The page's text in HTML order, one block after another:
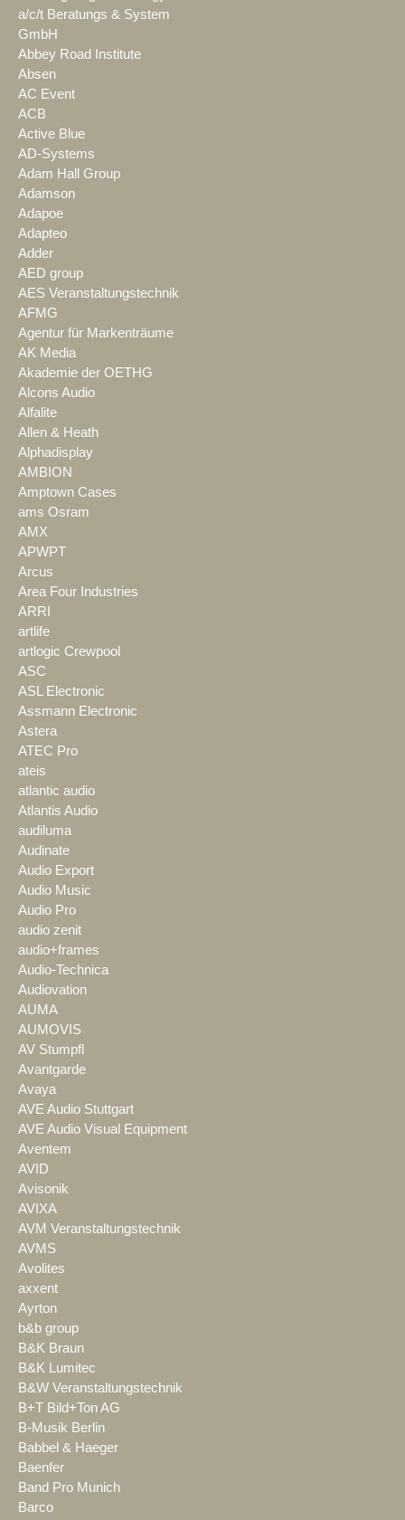
a/c/t Beratungs & System
GmbH
Abbey Road Institute
Absen
AC Event
ACB
Active Blue
AD-Systems
Adam Hall Group
Adamson
Adapoe
Adapteo
Adder
AED group
AES Veranstaltungstechnik
AFMG
Agentur für Markenträume
AK Media
Akademie der OETHG
Alcons Audio
Alfalite
Allen & Heath
Alphadisplay
AMBION
Amptown Cases
ams Osram
AMX
APWPT
Arcus
Area Four Industries
ARRI
artlife
artlogic Crewpool
ASC
ASL Electronic
Assmann Electronic
Astera
ATEC Pro
ateis
atlantic audio
Atlantis Audio
audiluma
Audinate
Audio Export
Audio Music
Audio Pro
audio zenit
audio+frames
Audio-Technica
Audiovation
AUMA
AUMOVIS
AV Stumpfl
Avantgarde
Avaya
AVE Audio Stuttgart
AVE Audio Visual Equipment
Aventem
AVID
Avisonik
AVIXA
AVM Veranstaltungstechnik
AVMS
Avolites
axxent
Ayrton
b&b group
B&K Braun
B&K Lumitec
B&W Veranstaltungstechnik
B+T Bild+Ton AG
B-Musik Berlin
Babbel & Haeger
Baenfer
Band Pro Munich
Barco